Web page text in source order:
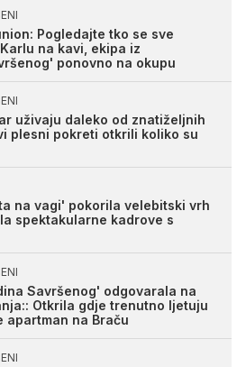
Pogledajte tko se sve
na kavi, ekipa iz
ponovno na okupu
uživaju daleko od znatiželjnih
plesni pokreti otkrili koliko su
na vagi' pokorila velebitski vrh
spektakularne kadrove s
Savršenog' odgovarala na
Otkrila gdje trenutno ljetuju
apartman na Braču